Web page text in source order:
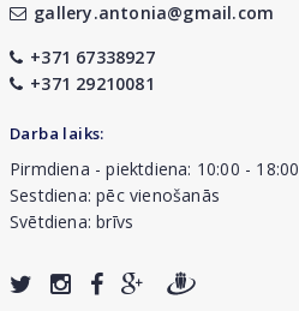
gallery.antonia@gmail.com
+371 67338927
+371 29210081
Darba laiks:
Pirmdiena - piektdiena: 10:00 - 18:00
Sestdiena: pēc vienošanās
Svētdiena: brīvs